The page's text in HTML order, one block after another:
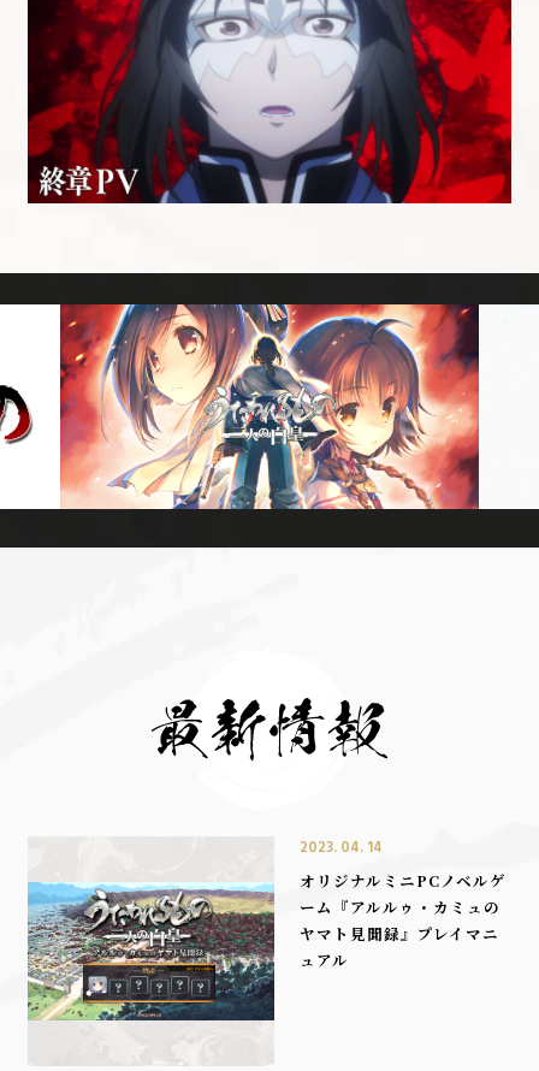
2023. 04. 14
オリジナルミニPCノベルゲ
ーム『アルルゥ・カミュの
ヤマト見聞録』プレイマニ
ュアル